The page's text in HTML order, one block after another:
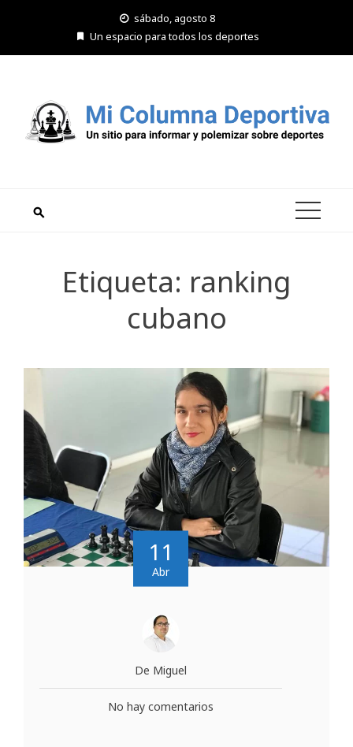
sábado, agosto 8
Un espacio para todos los deportes
Etiqueta: ranking
cubano
11
Abr
De Miguel
No hay comentarios